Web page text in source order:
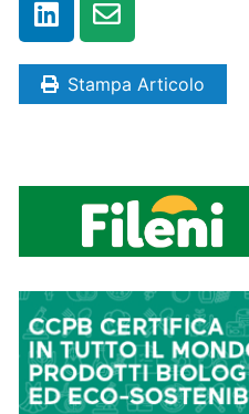
Stampa Articolo